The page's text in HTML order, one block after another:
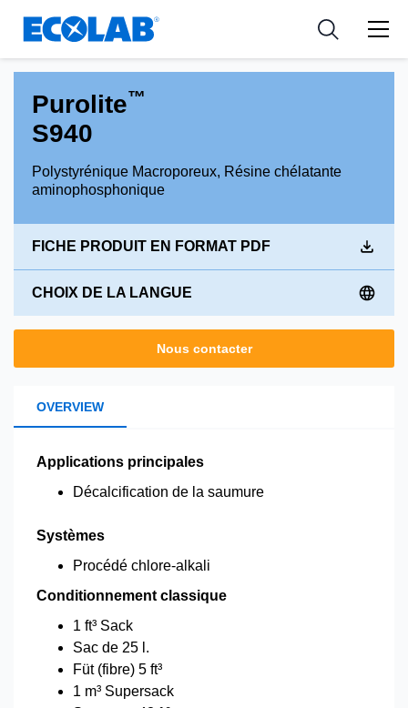
Resources
les industries
Pharmaceutical
Medical Devices and Diagnostics
Nutraceuticals
Nouvelles et Evènements
Tools
Purolite™
S940
Polystyrénique Macroporeux, Résine chélatante
aminophosphonique
FICHE PRODUIT EN FORMAT PDF
CHOIX DE LA LANGUE
Nous contacter
OVERVIEW
Applications principales
Décalcification de la saumure
Systèmes
Procédé chlore-alkali
Conditionnement classique
1 ft³ Sack
Sac de 25 l.
Füt (fibre) 5 ft³
1 m³ Supersack